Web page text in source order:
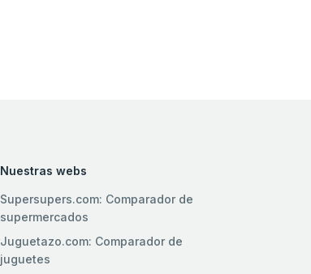
Nuestras webs
Supersupers.com: Comparador de
supermercados
Juguetazo.com: Comparador de
juguetes